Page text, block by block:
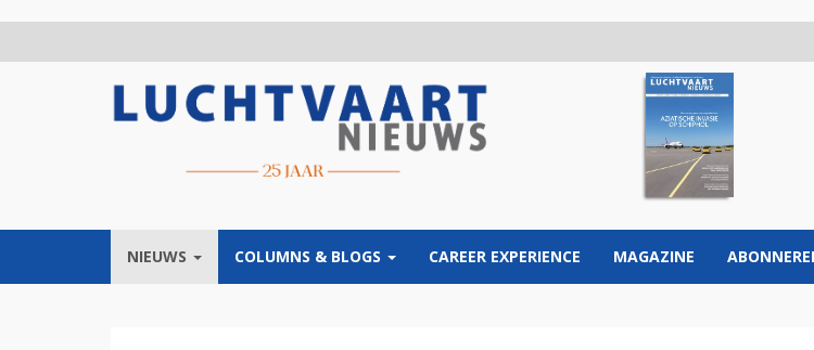
NIEUWS COLUMNS & BLOGS CAREER EXPERIENCE MAGAZINE